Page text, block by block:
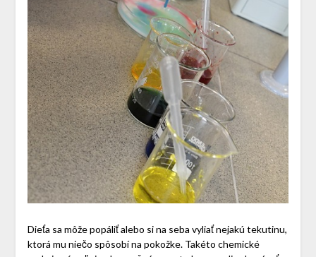
Dieťa sa môže popáliť alebo si na seba vyliať nejakú tekutinu,
ktorá mu niečo spôsobí na pokožke. Takéto chemické